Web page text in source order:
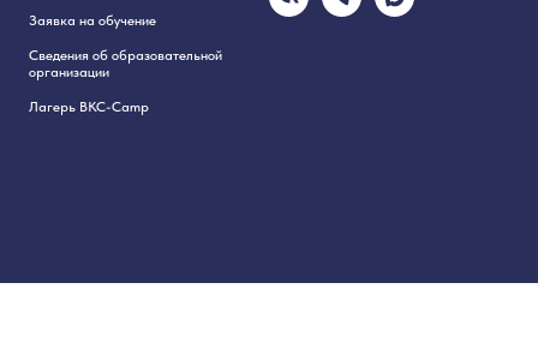
Заявка на обучение
Сведения об образовательной
организации
Лагерь BKC-Camp